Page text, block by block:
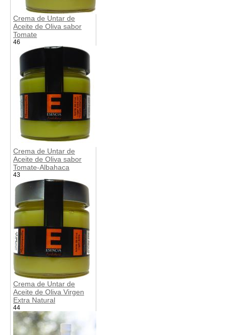
Crema de Untar de
Aceite de Oliva sabor
Tomate
46
Crema de Untar de
Aceite de Oliva sabor
Tomate-Albahaca
43
Crema de Untar de
Aceite de Oliva Virgen
Extra Natural
44